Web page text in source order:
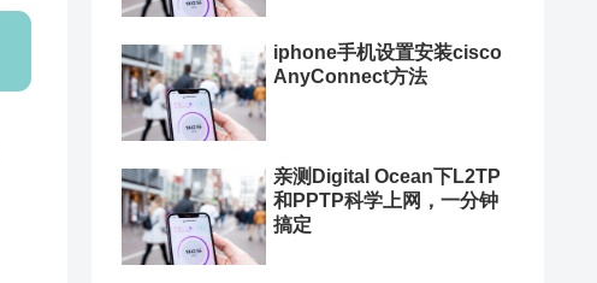
iphone手机设置安装cisco
AnyConnect方法
亲测Digital Ocean下L2TP
和PPTP科学上网，一分钟
搞定